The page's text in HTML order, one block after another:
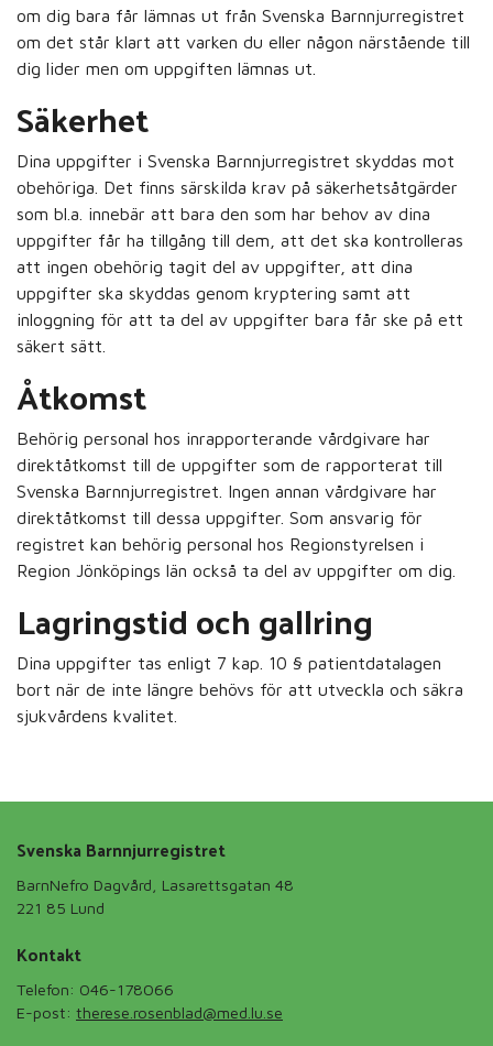
om dig bara får lämnas ut från Svenska Barnnjurregistret
om det står klart att varken du eller någon närstående till
dig lider men om uppgiften lämnas ut.
Säkerhet
Dina uppgifter i Svenska Barnnjurregistret skyddas mot
obehöriga. Det finns särskilda krav på säkerhetsåtgärder
som bl.a. innebär att bara den som har behov av dina
uppgifter får ha tillgång till dem, att det ska kontrolleras
att ingen obehörig tagit del av uppgifter, att dina
uppgifter ska skyddas genom kryptering samt att
inloggning för att ta del av uppgifter bara får ske på ett
säkert sätt.
Åtkomst
Behörig personal hos inrapporterande vårdgivare har
direktåtkomst till de uppgifter som de rapporterat till
Svenska Barnnjurregistret. Ingen annan vårdgivare har
direktåtkomst till dessa uppgifter. Som ansvarig för
registret kan behörig personal hos Regionstyrelsen i
Region Jönköpings län också ta del av uppgifter om dig.
Lagringstid och gallring
Dina uppgifter tas enligt 7 kap. 10 § patientdatalagen
bort när de inte längre behövs för att utveckla och säkra
sjukvårdens kvalitet.
Svenska Barnnjurregistret
BarnNefro Dagvård, Lasarettsgatan 48
221 85 Lund
Kontakt
Telefon: 046-178066
E-post: therese.rosenblad@med.lu.se